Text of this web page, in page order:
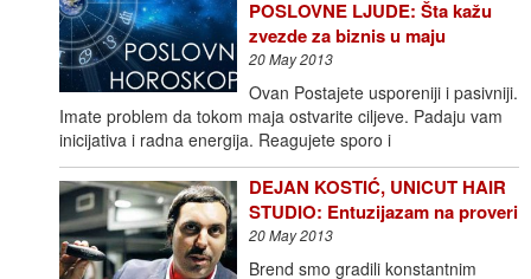
POSLOVNE LJUDE: Šta kažu
zvezde za biznis u maju
20 May 2013
Ovan Postajete usporeniji i pasivniji.
Imate problem da tokom maja ostvarite ciljeve. Padaju vam
inicijativa i radna energija. Reagujete sporo i
DEJAN KOSTIĆ, UNICUT HAIR
STUDIO: Entuzijazam na proveri
20 May 2013
Brend smo gradili konstantnim